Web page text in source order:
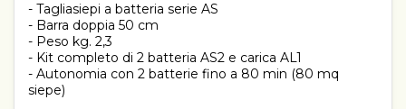
- Tagliasiepi a batteria serie AS
- Barra doppia 50 cm
- Peso kg. 2,3
- Kit completo di 2 batteria AS2 e carica AL1
- Autonomia con 2 batterie fino a 80 min (80 mq
siepe)